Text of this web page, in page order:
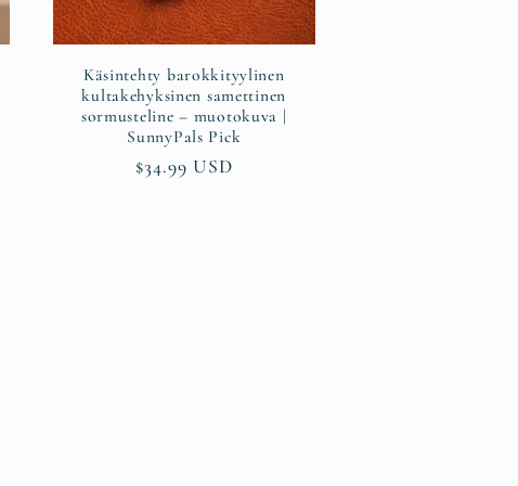
Käsintehty barokkityylinen
kultakehyksinen samettinen
sormusteline – muotokuva |
SunnyPals Pick
Normaalihinta
$34.99 USD